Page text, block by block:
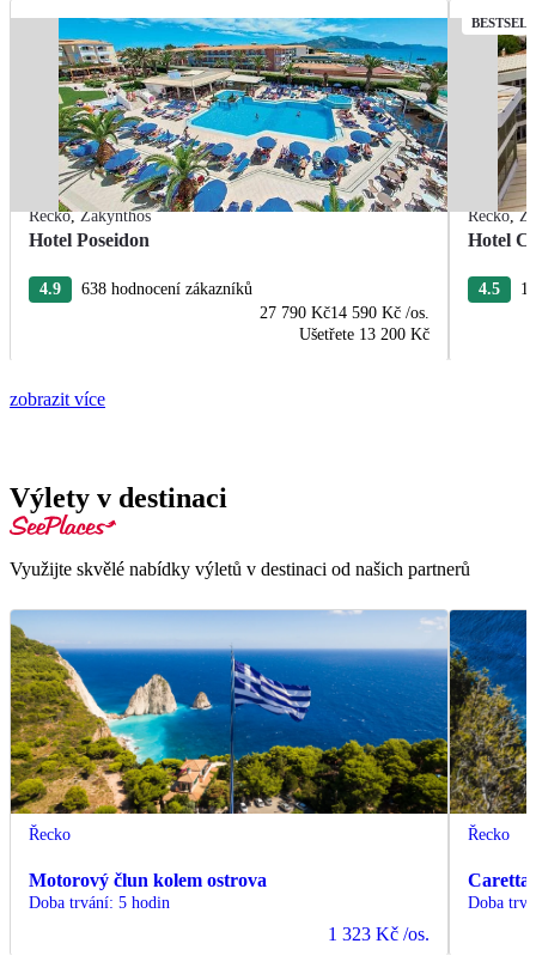
Řecko,Zakynthos
Hotel Poseidon
4.9
638 hodnocení zákazníků
27 790 Kč14 590 Kč /os.
Ušetřete 13 200 Kč
Řecko,
Hotel
4.5
zobrazit více
Výlety v destinaci
Využijte skvělé nabídky výletů v destinaci od našich partnerů
Řecko
Motorový člun kolem ostrova
Doba trvání: 5 hodin
1 323 Kč /os.
Řecko
Caretta
Doba